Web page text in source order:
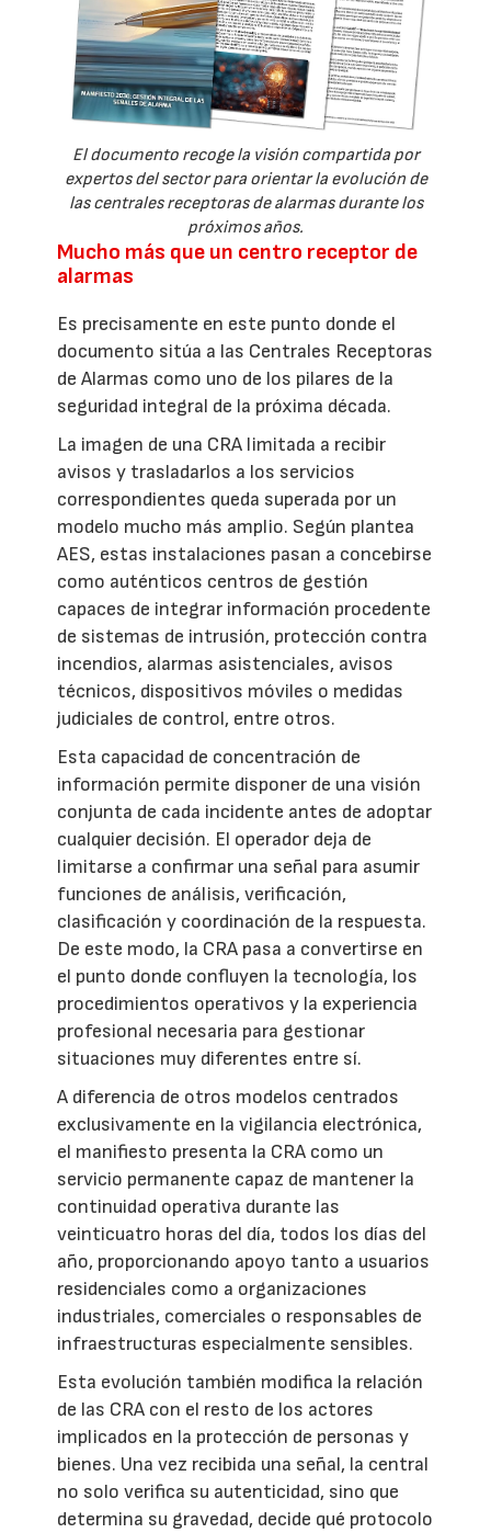
El documento recoge la visión compartida por
expertos del sector para orientar la evolución de
las centrales receptoras de alarmas durante los
próximos años.
Mucho más que un centro receptor de
alarmas
Es precisamente en este punto donde el
documento sitúa a las Centrales Receptoras
de Alarmas como uno de los pilares de la
seguridad integral de la próxima década.
La imagen de una CRA limitada a recibir
avisos y trasladarlos a los servicios
correspondientes queda superada por un
modelo mucho más amplio. Según plantea
AES, estas instalaciones pasan a concebirse
como auténticos centros de gestión
capaces de integrar información procedente
de sistemas de intrusión, protección contra
incendios, alarmas asistenciales, avisos
técnicos, dispositivos móviles o medidas
judiciales de control, entre otros.
Esta capacidad de concentración de
información permite disponer de una visión
conjunta de cada incidente antes de adoptar
cualquier decisión. El operador deja de
limitarse a confirmar una señal para asumir
funciones de análisis, verificación,
clasificación y coordinación de la respuesta.
De este modo, la CRA pasa a convertirse en
el punto donde confluyen la tecnología, los
procedimientos operativos y la experiencia
profesional necesaria para gestionar
situaciones muy diferentes entre sí.
A diferencia de otros modelos centrados
exclusivamente en la vigilancia electrónica,
el manifiesto presenta la CRA como un
servicio permanente capaz de mantener la
continuidad operativa durante las
veinticuatro horas del día, todos los días del
año, proporcionando apoyo tanto a usuarios
residenciales como a organizaciones
industriales, comerciales o responsables de
infraestructuras especialmente sensibles.
Esta evolución también modifica la relación
de las CRA con el resto de los actores
implicados en la protección de personas y
bienes. Una vez recibida una señal, la central
no solo verifica su autenticidad, sino que
determina su gravedad, decide qué protocolo